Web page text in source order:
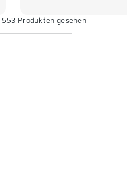
553 Produkten gesehen